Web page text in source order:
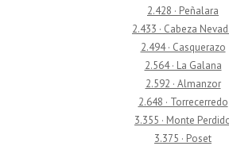
2.428 · Peñalara
2.433 · Cabeza
2.494 · Casquerazo
2.564 · La Galana
2.592 · Almanzor
2.648 · Torrecerredo
3.355 · Monte
3.375 · Poset